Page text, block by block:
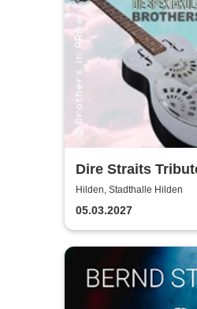
Dire Straits
Brothers in Arms
Hilden, Stadthalle Hilden
05.03.2027